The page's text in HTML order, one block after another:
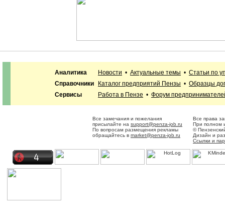
Аналитика Новости • Актуальные темы • Статьи по
Справочники
Каталог предприятий Пензы • Образцы
Сервисы
Работа в Пензе • Форум
Все замечания и пожелания
присылайте на support@penza-job.ru
По вопросам размещения рекламы
обращайтесь в market@penza-job.ru
Все права
При полном
©
Дизайн и
Ссылки и